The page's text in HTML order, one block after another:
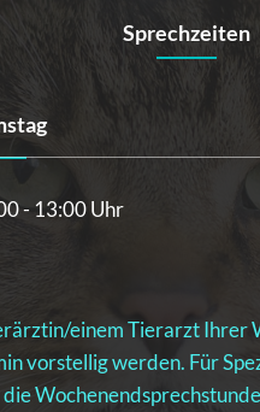
Sprechzeiten
- 13:00 Uhr
einem Tierarzt Ihrer
vorstellig werden. Für